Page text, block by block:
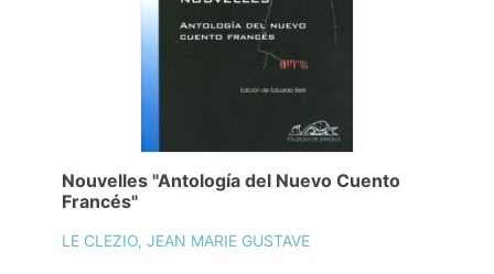
Nouvelles "Antología del Nuevo Cuento
Francés"
LE CLEZIO, JEAN MARIE GUSTAVE